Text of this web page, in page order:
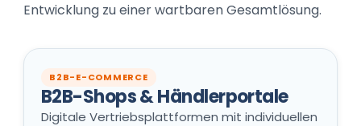
Entwicklung zu einer wartbaren Gesamtlösung.
B2B-E-COMMERCE
B2B-Shops & Händlerportale
Digitale Vertriebsplattformen mit individuellen